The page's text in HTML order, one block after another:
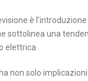
è
sottolinea una
elettrica.
non solo